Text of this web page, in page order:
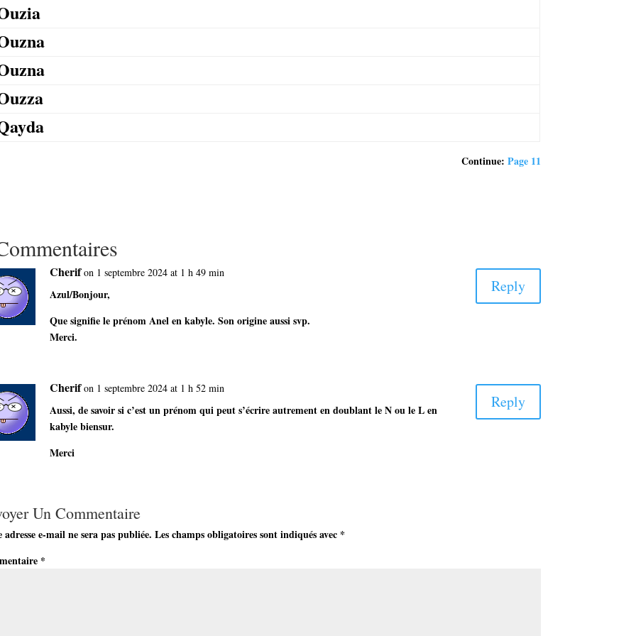
Continue: Page 11
Cherif on 1 septembre 2024 at 1 h 49 min
Azul/Bonjour,
Que signifie le prénom Anel en kabyle. Son origine aussi svp.
Merci.
Reply
Cherif on 1 septembre 2024 at 1 h 52 min
Aussi, de savoir si c’est un prénom qui peut s’écrire autrement en doublant le N ou le L en
kabyle biensur.
Merci
Reply
Un Commentaire
adresse e-mail ne sera pas publiée. Les champs obligatoires sont indiqués avec *
*